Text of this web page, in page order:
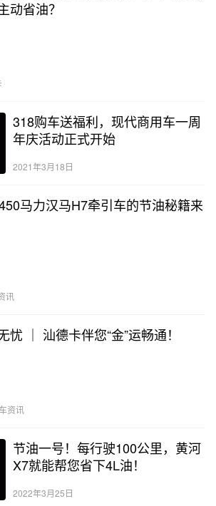
动省油？
318购车送福利，现代商用车一周
年庆活动正式开始
2021年3月18日
马力汉马H7牵引车的节油秘籍来
讯
｜ 汕德卡伴您“金”运畅通！
资讯
节油一号！每行驶100公里，黄河
X7就能帮您省下4L油！
2022年3月25日